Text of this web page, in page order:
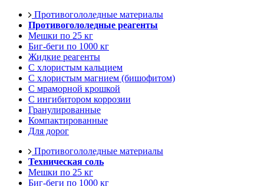
Противогололедные материалы
Противогололедные реагенты
Мешки по 25 кг
Биг-беги по 1000 кг
Жидкие реагенты
С хлористым кальцием
С хлористым магнием (бишофитом)
С мраморной крошкой
С ингибитором коррозии
Гранулированные
Компактированные
Для дорог
Противогололедные материалы
Техническая соль
Мешки по 25 кг
Биг-беги по 1000 кг